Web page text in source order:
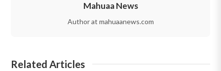
Mahuaa News
Author at mahuaanews.com
Related Articles